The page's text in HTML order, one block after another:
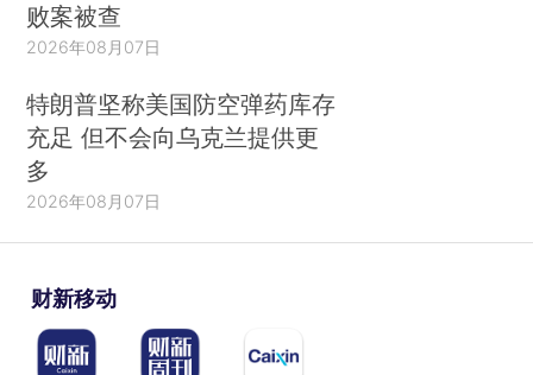
败案被查
2026年08月07日
特朗普坚称美国防空弹药库存
充足 但不会向乌克兰提供更
多
2026年08月07日
财新移动